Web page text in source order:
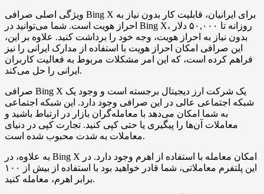
ویژگی اصلی صرافی Bing X برای ایرانیان، قابلیت کار بدون نیاز به
احراز هویت است. شما می‌توانید در Bing X، روزانه تا ۵۰,۰۰۰ دلار
بدون نیاز به احراز هویت، وجه خود را برداشت کنید. علاوه بر این،
این صرافی امکان احراز هویت با استفاده از مدارک ایرانی را نیز
فراهم کرده است، که این امر مشکلات مربوط به فعالیت کاربران
ایرانی را حل می‌کند.
صرافی Bing X یک شرکت ارز دیجیتال برجسته است و وجود یک
شبکه اجتماعی عالی در این صرافی وجود دارد. این شبکه اجتماعی
به شما امکان می‌دهد با معامله‌گران بازار در ارتباط باشید و
معاملات آن‌ها را پیگیری یا حتی کپی کنید. تجارت کپی در دنیای
معاملات به شدت محبوب شده است.
به علاوه، در Bing X امکان معامله با استفاده از اهرم وجود دارد. در
این پلتفرم معاملاتی، شما قادر خواهید بود با استفاده از بیش از ۱۰۰
برابر اهرم، معامله کنید.